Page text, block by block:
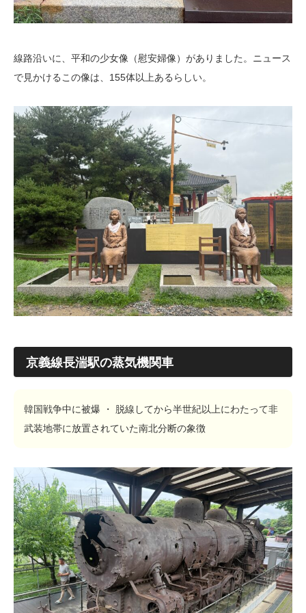
線路沿いに、平和の少女像（慰安婦像）がありました。ニュース
で見かけるこの像は、155体以上あるらしい。
京義線長湍駅の蒸気機関車
韓国戦争中に被爆 ・ 脱線してから半世紀以上にわたって非
武装地帯に放置されていた南北分断の象徴